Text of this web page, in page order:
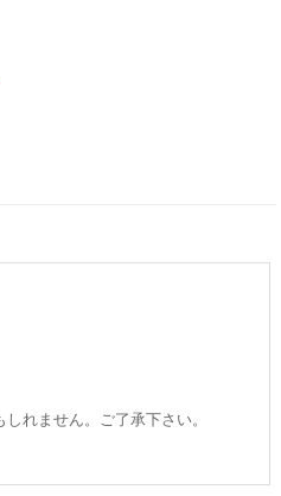
れません。ご了承下さい。